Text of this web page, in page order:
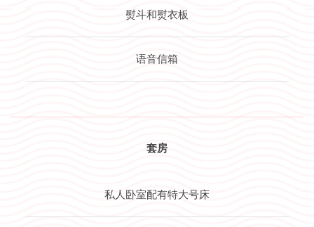
熨斗和熨衣板
语音信箱
套房
私人卧室配有特大号床